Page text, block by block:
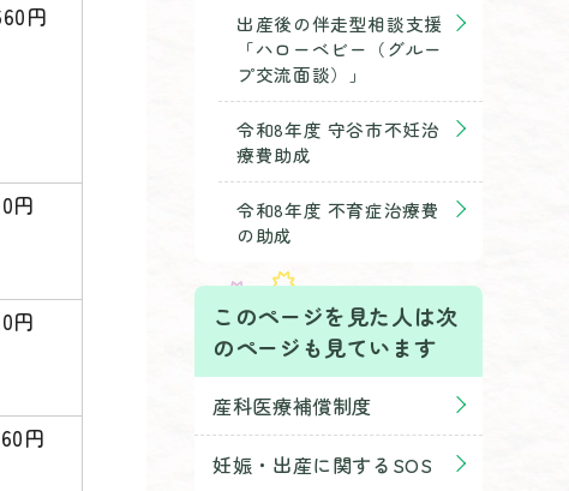
円
円
円
円
出産後の伴走型相談支援
「ハローベビー（グルー
プ交流面談）」
令和8年度 守谷市不妊治
療費助成
令和8年度 不育症治療費
の助成
このページを見た人は次
のページも見ています
産科医療補償制度
妊娠・出産に関するSOS